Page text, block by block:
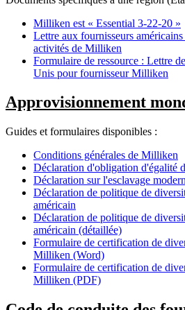
Milliken est « Essential 3-22-20 »
Lettre aux fournisseurs
activités de Milliken
Formulaire de ressource : Lettre
Unis pour fournisseur Milliken
Approvisionnement
Guides et formulaires disponibles :
Conditions générales de Milliken
Déclaration d'obligation d'égalité
Déclaration sur l'esclavage
Déclaration de politique de
américain
Déclaration de politique de
américain (détaillée)
Formulaire de certification de
Milliken (Word)
Formulaire de certification de
Milliken (PDF)